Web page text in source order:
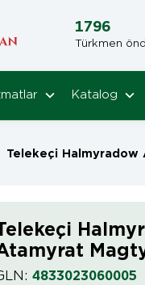
1796
Türkmen
Katalog
Telekeçi Halmyradow Atamyrat
4833023060005